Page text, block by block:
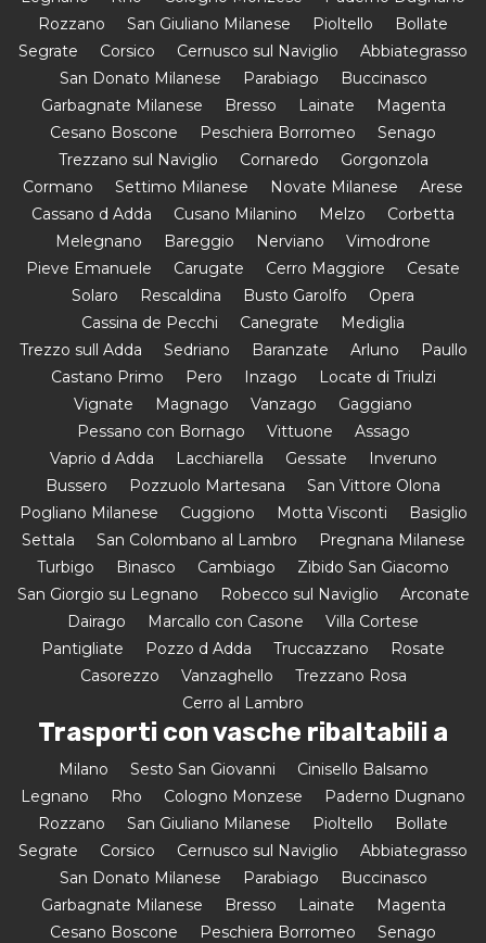
Rozzano
San Giuliano Milanese Pioltello
Bollate
Segrate
Corsico Cernusco sul Naviglio
Abbiategrasso
San Donato Milanese
Parabiago
Buccinasco
Garbagnate Milanese
Bresso Lainate
Magenta
Cesano Boscone
Peschiera Borromeo
Senago
Trezzano sul Naviglio
Cornaredo
Gorgonzola
Cormano
Settimo Milanese Novate Milanese
Arese
Cassano d Adda
Cusano Milanino Melzo
Corbetta
Melegnano
Bareggio Nerviano
Vimodrone
Pieve Emanuele
Carugate Cerro Maggiore
Cesate
Solaro
Rescaldina Busto Garolfo
Opera
Cassina de Pecchi
Canegrate
Mediglia
Trezzo sull Adda
Sedriano Baranzate Arluno
Paullo
Castano Primo
Pero Inzago
Locate di Triulzi
Vignate
Magnago Vanzago
Gaggiano
Pessano con Bornago
Vittuone
Assago
Vaprio d Adda
Lacchiarella Gessate
Inveruno
Bussero
Pozzuolo Martesana
San Vittore Olona
Pogliano Milanese
Cuggiono Motta Visconti
Basiglio
Settala
San Colombano al Lambro
Pregnana Milanese
Turbigo
Binasco Cambiago
Zibido San Giacomo
San Giorgio su Legnano
Robecco sul Naviglio
Arconate
Dairago
Marcallo con Casone
Villa Cortese
Pantigliate
Pozzo d Adda Truccazzano
Rosate
Casorezzo
Vanzaghello
Trezzano Rosa
Cerro al Lambro
Trasporti con vasche ribaltabili a
Milano Sesto San Giovanni
Cinisello Balsamo
Legnano
Rho Cologno Monzese
Paderno Dugnano
Rozzano
San Giuliano Milanese Pioltello
Bollate
Segrate
Corsico Cernusco sul Naviglio
Abbiategrasso
San Donato Milanese
Parabiago
Buccinasco
Garbagnate Milanese
Bresso Lainate
Magenta
Cesano Boscone
Peschiera Borromeo
Senago